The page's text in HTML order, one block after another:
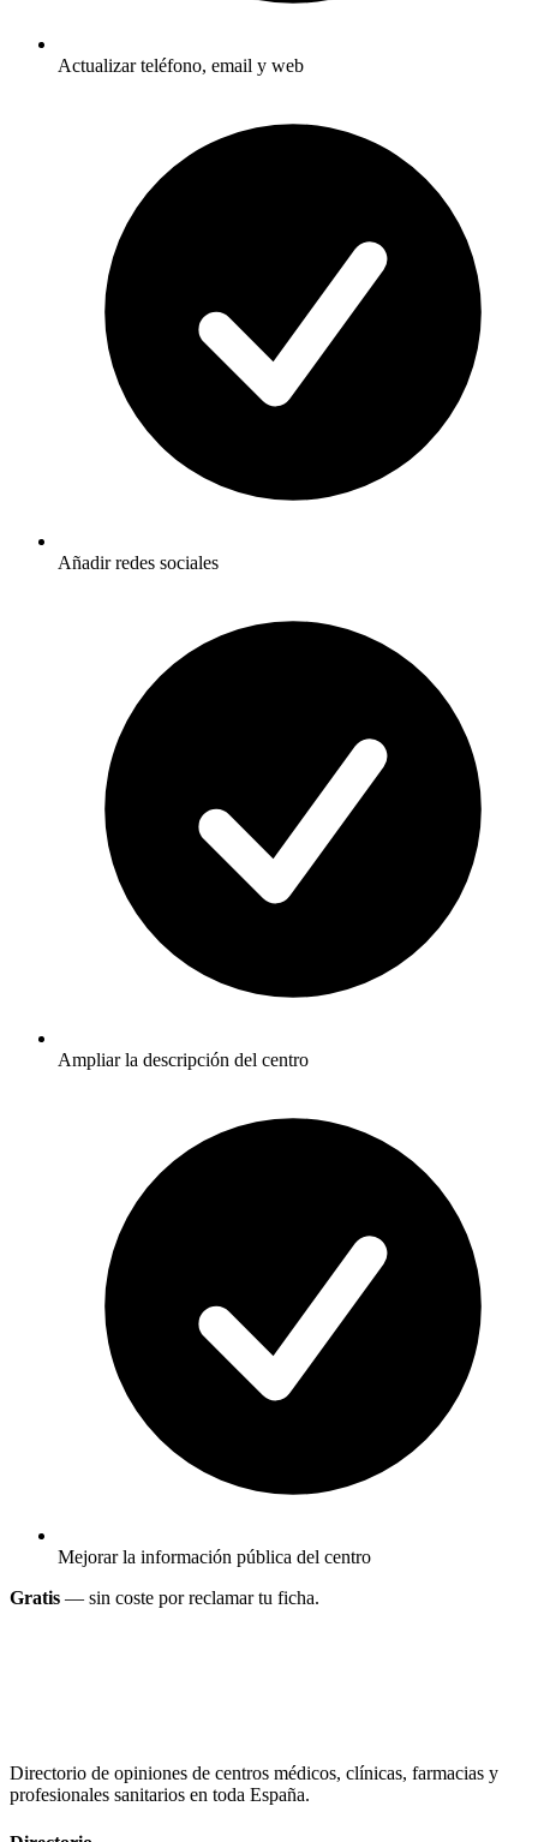
Actualizar teléfono, email y web
Añadir redes sociales
Ampliar la descripción del centro
Mejorar la información pública del centro
Gratis — sin coste por reclamar tu ficha.
Directorio de opiniones de centros médicos, clínicas, farmacias y
profesionales sanitarios en toda España.